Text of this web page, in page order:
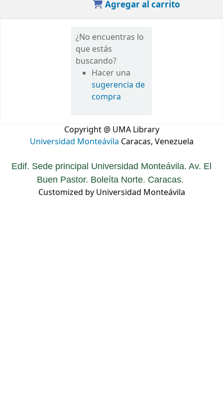
Agregar al carrito
¿No encuentras lo
que estás
buscando?
Hacer una
sugerencia de
compra
Copyright @ UMA Library
Universidad Monteávila Caracas, Venezuela
Edif. Sede principal Universidad Monteávila. Av. El
Buen Pastor. Boleíta Norte. Caracas.
Customized by Universidad Monteávila